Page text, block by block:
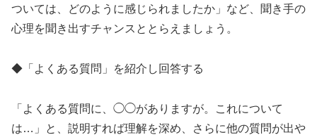
ついては、どのように感じられましたか」など、聞き手の
心理を聞き出すチャンスととらえましょう。
◆「よくある質問」を紹介し回答する
「よくある質問に、◯◯がありますが。これについて
は…」と、説明すれば理解を深め、さらに他の質問が出や